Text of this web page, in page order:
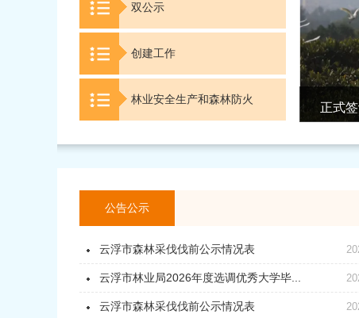
双公示
创建工作
林业安全生产和森林防火
绿成金”奋力打造美丽中国市域样板 正式
公告公示
云浮市森林采伐伐前公示情况表
云浮市林业局2026年度选调优秀大学毕...
云浮市森林采伐伐前公示情况表